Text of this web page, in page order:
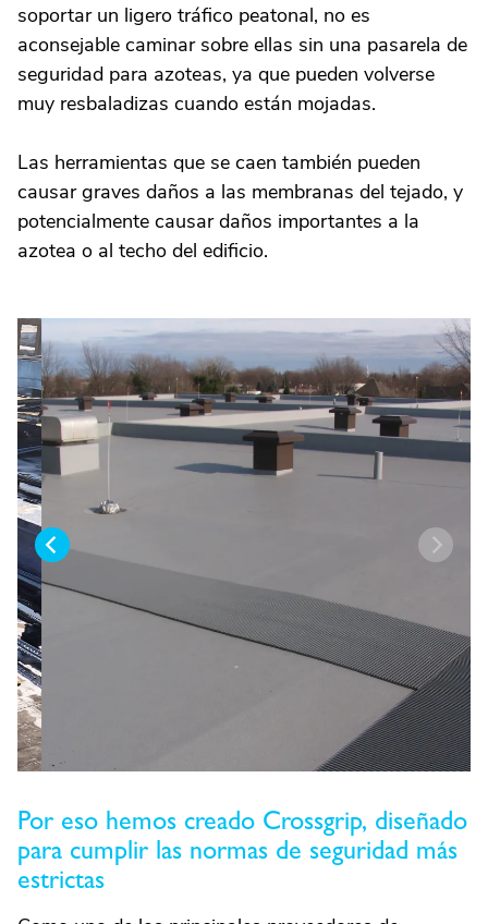
soportar un ligero tráfico peatonal, no es
aconsejable caminar sobre ellas sin una pasarela de
seguridad para azoteas, ya que pueden volverse
muy resbaladizas cuando están mojadas.
Las herramientas que se caen también pueden
causar graves daños a las membranas del tejado, y
potencialmente causar daños importantes a la
azotea o al techo del edificio.
Por eso hemos creado Crossgrip, diseñado
para cumplir las normas de seguridad más
estrictas